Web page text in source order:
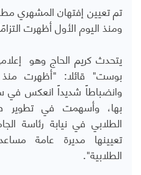
ومنذ اليوم الأول أظهرت
يتحدث كريم الحاج وهو
بوست" قائلا: "أظهرت منذ
وانضباطاً شديداً انعكس في
بها، وأسهمت في تطوير
الطلابي في نيابة رئاسة
تعيينها مديرة عامة
الطلابية".